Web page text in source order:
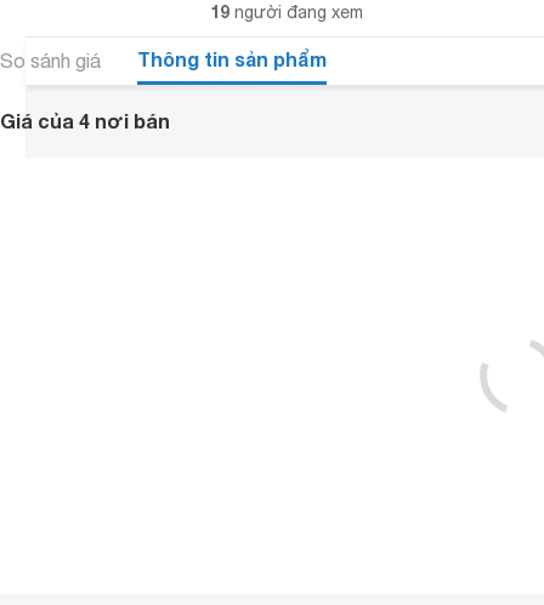
19 người đang xem
So sánh giá Thông tin sản phẩm
Giá của 4 nơi bán